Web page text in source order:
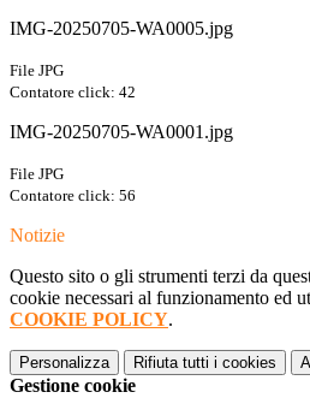
IMG-20250705-WA0005.jpg
File JPG
Contatore click: 42
IMG-20250705-WA0001.jpg
File JPG
Contatore click: 56
Notizie
Questo sito o gli strumenti terzi da
cookie necessari al funzionamento ed
COOKIE POLICY.
Personalizza Rifiuta tutti i cookies
Gestione cookie